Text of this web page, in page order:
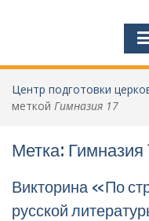
Центр подготовки
меткой Гимназия 17
Метка: Гимназия
Викторина «По
русской